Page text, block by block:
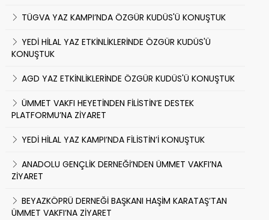
TÜGVA YAZ KAMPI’NDA ÖZGÜR KUDÜS'Ü KONUŞTUK
YEDİ HİLAL YAZ ETKİNLİKLERİNDE ÖZGÜR KUDÜS'Ü
KONUŞTUK
AGD YAZ ETKİNLİKLERİNDE ÖZGÜR KUDÜS'Ü KONUŞTUK
ÜMMET VAKFI HEYETİNDEN FİLİSTİN’E DESTEK
PLATFORMU’NA ZİYARET
YEDİ HİLAL YAZ KAMPI’NDA FİLİSTİN’İ KONUŞTUK
ANADOLU GENÇLİK DERNEĞİ’NDEN ÜMMET VAKFI’NA
ZİYARET
BEYAZKÖPRÜ DERNEĞİ BAŞKANI HAŞİM KARATAŞ’TAN
ÜMMET VAKFI’NA ZİYARET
VAKFIN HEDEFLERI
HESAP NUMARALARIMIZ
FOTO GALERI
VAKIF PROJELERI
SEZONLUK PROJELER